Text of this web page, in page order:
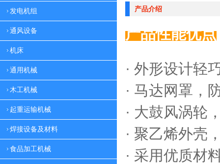
发电机组
通风设备
机床
通用机械
木工机械
起重运输机械
焊接设备及材料
食品加工机械
产品介绍
产品性能优点
· 外形设计轻
· 马达网罩，
· 大鼓风涡轮
· 聚乙烯外壳
· 采用优质材